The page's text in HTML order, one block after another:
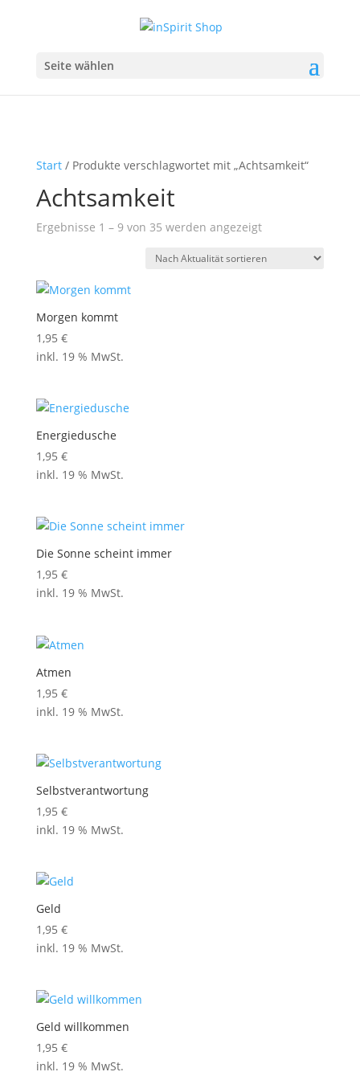
Seite wählen
Start/ Produkte verschlagwortet mit „Achtsamkeit“
Achtsamkeit
Ergebnisse 1 – 9 von 35 werden angezeigtNach
sortiert
Morgen kommt
1,95 €
inkl. 19 % MwSt.
Energiedusche
1,95 €
inkl. 19 % MwSt.
Die Sonne scheint immer
1,95 €
inkl. 19 % MwSt.
Atmen
1,95 €
inkl. 19 % MwSt.
Selbstverantwortung
1,95 €
inkl. 19 % MwSt.
Geld
1,95 €
inkl. 19 % MwSt.
Geld willkommen
1,95 €
inkl. 19 % MwSt.